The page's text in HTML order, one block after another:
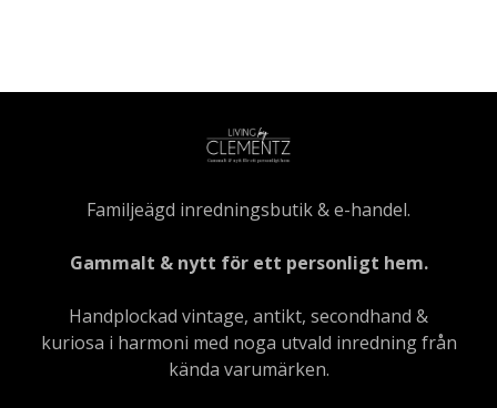
Familjeägd inredningsbutik & e-handel.
Gammalt & nytt för ett personligt hem.
Handplockad vintage, antikt, secondhand &
kuriosa i harmoni med noga utvald inredning från
kända varumärken.